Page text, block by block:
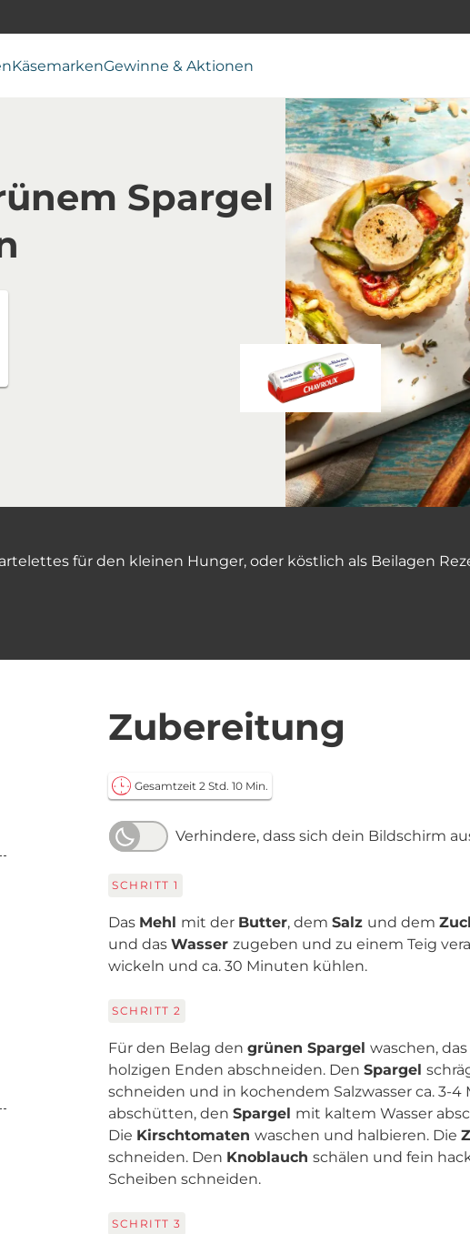
KäsemarkenGewinne & Aktionen
Spargel
für den kleinen Hunger, oder köstlich als Beilagen
Zubereitung
Gesamtzeit 2 Std. 10 Min.
Verhindere, dass sich dein Bildschirm
SCHRITT 1
Das Mehl mit der Butter, dem Salz und dem
und das Wasser zugeben und zu einem Teig
wickeln und ca. 30 Minuten kühlen.
SCHRITT 2
Für den Belag den grünen Spargel waschen,
holzigen Enden abschneiden. Den Spargel
schneiden und in kochendem Salzwasser ca. 3-4
abschütten, den Spargel mit kaltem Wasser
Die Kirschtomaten waschen und halbieren. Die
schneiden. Den Knoblauch schälen und fein
Scheiben schneiden.
SCHRITT 3